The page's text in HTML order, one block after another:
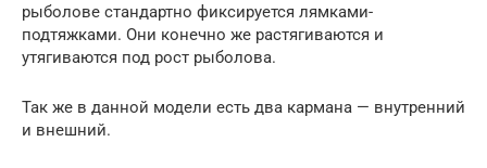
рыболове стандартно фиксируется лямками-
подтяжками. Они конечно же растягиваются и
утягиваются под рост рыболова.
Так же в данной модели есть два кармана — внутренний
и внешний.